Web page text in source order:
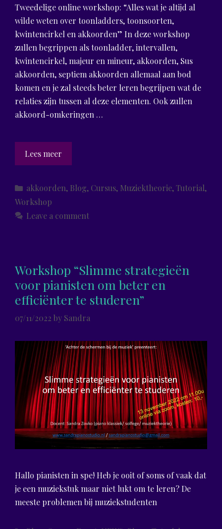
Tweedelige online workshop: “Alles wat je altijd al
wilde weten over toonladders, toonsoorten,
kwintencirkel en akkoorden” In deze workshop
zullen begrippen als toonladder, intervallen,
kwintencirkel, majeur en mineur, akkoorden, Sus
akkoorden, septiem akkoorden allemaal aan bod
komen en je zal steeds beter leren begrijpen wat de
relaties zijn tussen al deze elementen. Ook zullen
akkoord-omkeringen …
Lees meer
Alles
je
al
Categories
akkoorden, Blog, Cursus, Muziektheorie, Tutorial,
Workshop
Leave a comment
Workshop “Slimme strategieën
voor pianisten om beter en
efficiënter te studeren”
07/11/2022 by Sandra
Hallo pianisten in spe! Heb je ooit of soms of vaak dat
je een muziekstuk maar niet lukt om te leren? De
meeste problemen bij muziekstudenten